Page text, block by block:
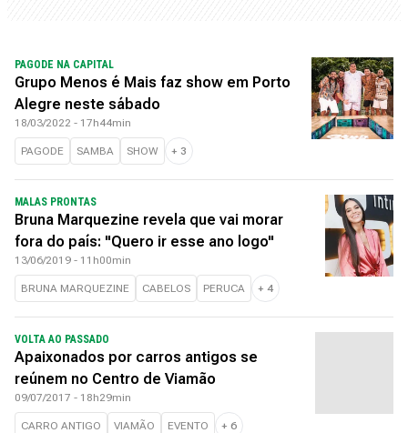
PAGODE NA CAPITAL
Grupo Menos é Mais faz show em Porto
Alegre neste sábado
18/03/2022 - 17h44min
PAGODE SAMBA SHOW + 3
MALAS PRONTAS
Bruna Marquezine revela que vai morar
fora do país: "Quero ir esse ano logo"
13/06/2019 - 11h00min
BRUNA MARQUEZINE CABELOS PERUCA + 4
VOLTA AO PASSADO
Apaixonados por carros antigos se
reúnem no Centro de Viamão
09/07/2017 - 18h29min
CARRO ANTIGO VIAMÃO EVENTO + 6